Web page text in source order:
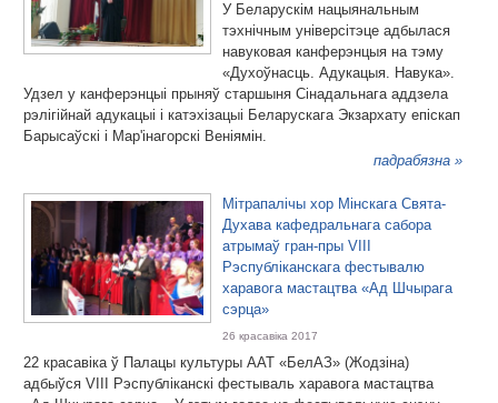
У Беларускім нацыянальным
тэхнічным універсітэце адбылася
навуковая канферэнцыя на тэму
«Духоўнасць. Адукацыя. Навука».
Удзел у канферэнцыі прыняў старшыня Сінадальнага аддзела
рэлігійнай адукацыі і катэхізацыі Беларускага Экзархату епіскап
Барысаўскі і Мар'інагорскі Веніямін.
падрабязна »
Мітрапалічы хор Мінскага Свята-
Духава кафедральнага сабора
атрымаў гран-пры VIII
Рэспубліканскага фестывалю
харавога мастацтва «Ад Шчырага
сэрца»
26 красавіка 2017
22 красавіка ў Палацы культуры ААТ «БелАЗ» (Жодзіна)
адбыўся VIII Рэспубліканскі фестываль харавога мастацтва